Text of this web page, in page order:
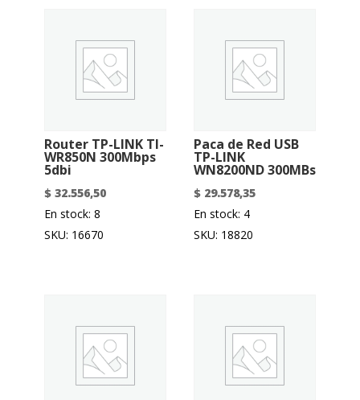
Router TP-LINK Tl-
WR850N 300Mbps
5dbi
$32.556,50
En stock: 8
SKU: 16670
Paca de Red USB
TP-LINK
WN8200ND 300MBs
$ 29.578,35
En stock: 4
SKU: 18820